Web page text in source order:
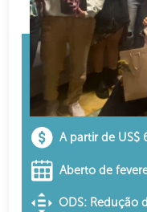
A partir de US$
Aberto de
ODS: Redução